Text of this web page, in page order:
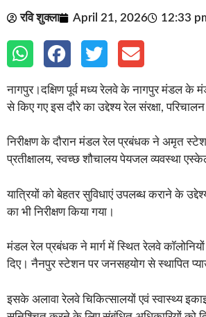
रवि शुक्ला April 21, 2026 12:33
नागपुर।दक्षिण पूर्व मध्य रेलवे के नागपुर मंडल के
से किए गए इस दौरे का उद्देश्य रेल संरक्षा,
निरीक्षण के दौरान मंडल रेल प्रबंधक ने अमृत
प्रतीक्षालय, स्वच्छ शौचालय पेयजल व्यवस्था
यात्रियों को बेहतर सुविधाएं उपलब्ध कराने के
का भी निरीक्षण किया गया।
मंडल रेल प्रबंधक ने मार्ग में स्थित रेलवे
दिए। नैनपुर स्टेशन पर जनसहयोग से स्थापित
इसके अलावा रेलवे चिकित्सालयों एवं स्वास्थ्य